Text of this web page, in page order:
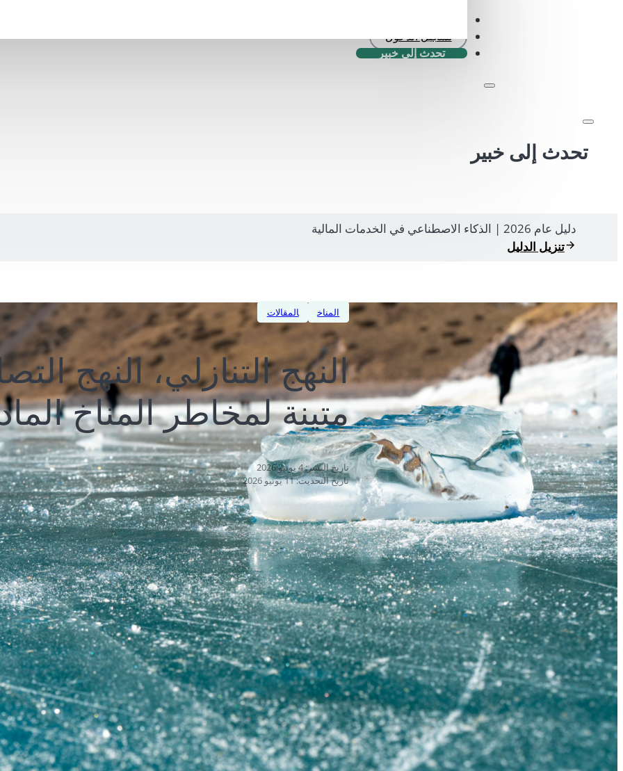
تسجيل الدخول
تحدث إلى خبير
تحدث إلى خبير
دليل عام 2026 | الذكاء الاصطناعي في الخدمات المالية
تنزيل الدليل
المناخ المقالات
النهج التنازلي، النهج
متينة لمخاطر المناخ
تاريخ النشر: 4 يونيو 2026
تاريخ التحديث: 11 يونيو 2026